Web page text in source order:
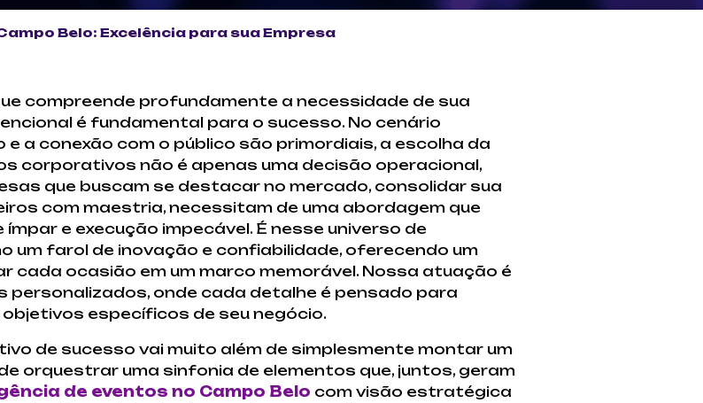
Belo: Excelência para sua Empresa
compreende profundamente a necessidade de sua
é fundamental para o sucesso. No cenário
a conexão com o público são primordiais, a escolha da
corporativos não é apenas uma decisão operacional,
que buscam se destacar no mercado, consolidar sua
com maestria, necessitam de uma abordagem que
e execução impecável. É nesse universo de
um farol de inovação e confiabilidade, oferecendo um
ocasião em um marco memorável. Nossa atuação é
onde cada detalhe é pensado para
específicos de seu negócio.
de sucesso vai muito além de simplesmente montar um
orquestrar uma sinfonia de elementos que, juntos, geram
de eventos no Campo Belo com visão estratégica